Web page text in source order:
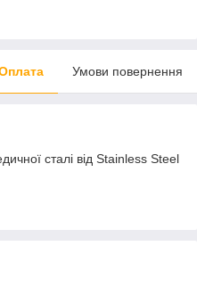
Умови повернення
сталі від Stainless Steel